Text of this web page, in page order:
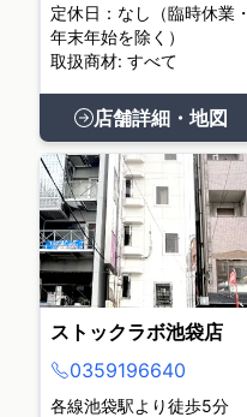
定休日：なし（臨時休業・
年末年始を除く）
取扱商材: すべて
店舗詳細・地図
ストックラボ池袋店
0359196640
各線池袋駅より徒歩5分